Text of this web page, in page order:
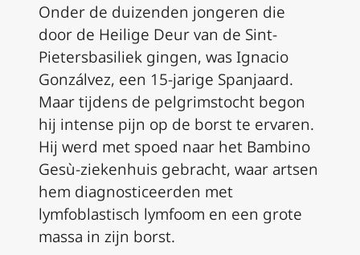
Onder de duizenden jongeren die
door de Heilige Deur van de Sint-
Pietersbasiliek gingen, was Ignacio
Gonzálvez, een 15-jarige Spanjaard.
Maar tijdens de pelgrimstocht begon
hij intense pijn op de borst te ervaren.
Hij werd met spoed naar het Bambino
Gesù-ziekenhuis gebracht, waar artsen
hem diagnosticeerden met
lymfoblastisch lymfoom en een grote
massa in zijn borst.